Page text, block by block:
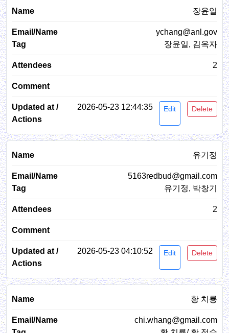
장윤일
ychang@anl.gov
장윤일, 김옥자
2
2026-05-23 12:44:35 Edit Delete
유기정
5163redbud@gmail.com
유기정, 박창기
2
2026-05-23 04:10:52 Edit Delete
황 치룡
chi.whang@gmail.com